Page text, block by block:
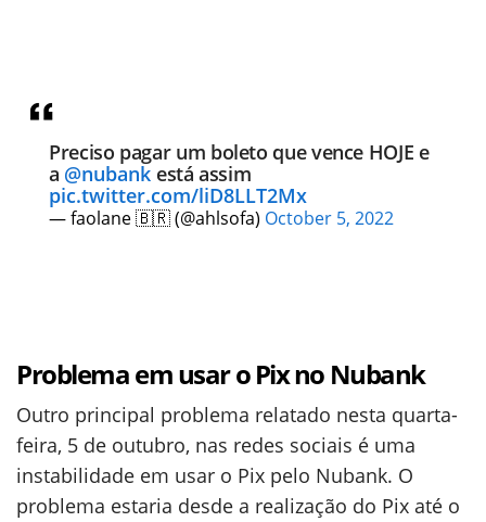
Preciso pagar um boleto que vence HOJE e
a @nubank está assim
pic.twitter.com/liD8LLT2Mx
— faolane 🇧🇷 (@ahlsofa) October 5, 2022
Problema em usar o Pix no Nubank
Outro principal problema relatado nesta quarta-
feira, 5 de outubro, nas redes sociais é uma
instabilidade em usar o Pix pelo Nubank. O
problema estaria desde a realização do Pix até o